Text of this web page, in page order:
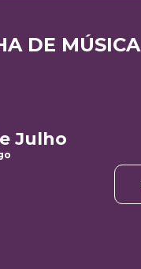
DE MÚSICA
Julho